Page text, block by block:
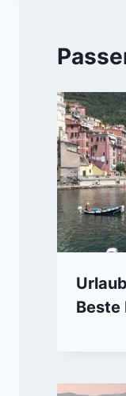
Beste